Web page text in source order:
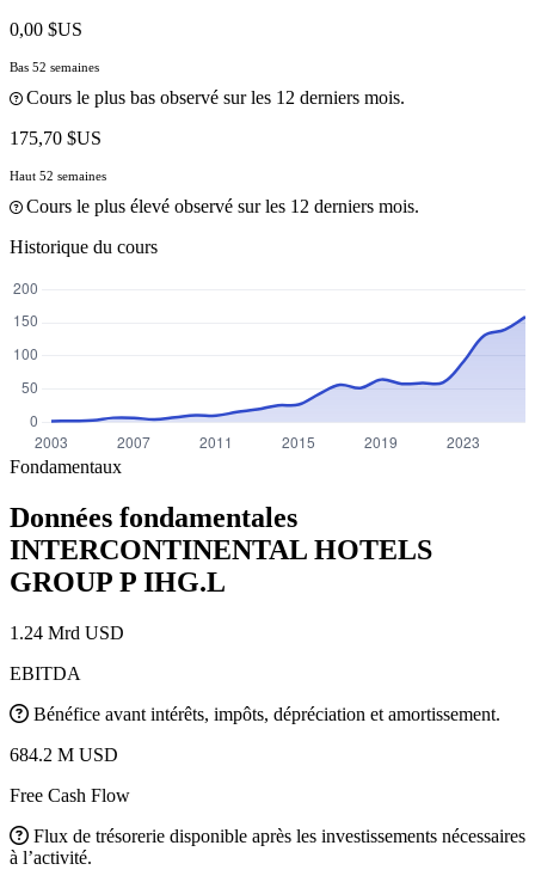
0,00 $US
Bas 52 semaines
Cours le plus bas observé sur les 12 derniers mois.
175,70 $US
Haut 52 semaines
Cours le plus élevé observé sur les 12 derniers mois.
Historique du cours
Fondamentaux
Données fondamentales
INTERCONTINENTAL HOTELS
GROUP P IHG.L
1.24 Mrd USD
EBITDA
Bénéfice avant intérêts, impôts, dépréciation et amortissement.
684.2 M USD
Free Cash Flow
Flux de trésorerie disponible après les investissements nécessaires
à l’activité.